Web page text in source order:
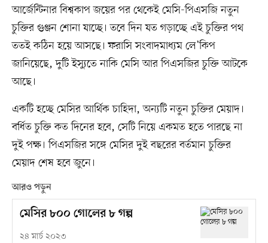
আর্জেন্টিনার বিশ্বকাপ জয়ের পর থেকেই মেসি-পিএসজি নতুন
চুক্তির গুঞ্জন শোনা যাচ্ছে। তবে দিন যত গড়াচ্ছে এই চুক্তির পথ
ততই কঠিন হয়ে আসছে। ফরাসি সংবাদমাধ্যম লে’কিপ
জানিয়েছে, দুটি ইস্যুতে নাকি মেসি আর পিএসজির চুক্তি আটকে
আছে।
একটি হচ্ছে মেসির আর্থিক চাহিদা, অন্যটি নতুন চুক্তির মেয়াদ।
বর্ধিত চুক্তি কত দিনের হবে, সেটি নিয়ে একমত হতে পারছে না
দুই পক্ষ। পিএসজির সঙ্গে মেসির দুই বছরের বর্তমান চুক্তির
মেয়াদ শেষ হবে জুনে।
আরও পড়ুন
মেসির ৮০০ গোলের ৮ গল্প
২৪ মার্চ ২০২৩